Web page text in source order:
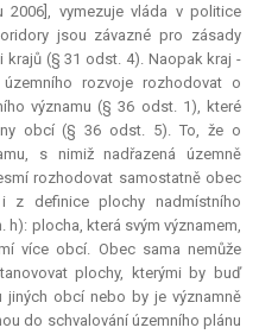
vymezuje vláda v politice
jsou závazné pro zásady
krajů (§ 31 odst. 4). Naopak kraj -
rozvoje rozhodovat o
významu (§ 36 odst. 1), které
obcí (§ 36 odst. 5). To, že o
s nimiž nadřazená územně
rozhodovat samostatně obec
z definice plochy nadmístního
h): plocha, která svým významem,
více obcí. Obec sama nemůže
plochy, kterými by buď
obcí nebo by je významně
do schvalování územního plánu